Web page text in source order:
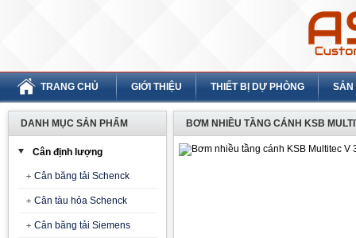
TRANG CHỦ GIỚI THIỆU THIẾT BỊ DỰ PHÒNG SẢN
DANH MỤC SẢN PHẨM
Cân định lượng
Cân băng tải Schenck
Cân tàu hỏa Schenck
Cân băng tải Siemens
BƠM NHIỀU TẦNG CÁNH KSB